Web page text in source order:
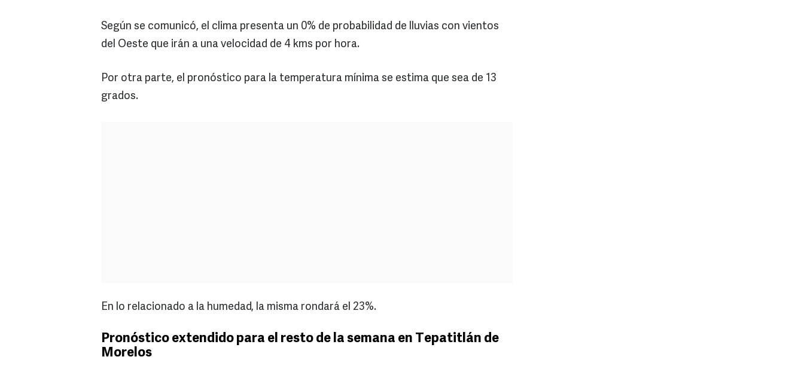
Según se comunicó, el clima presenta un 0% de probabilidad de lluvias con vientos
del Oeste que irán a una velocidad de 4 kms por hora.
Por otra parte, el pronóstico para la temperatura mínima se estima que sea de 13
grados.
En lo relacionado a la humedad, la misma rondará el 23%.
Pronóstico extendido para el resto de la semana en Tepatitlán de
Morelos